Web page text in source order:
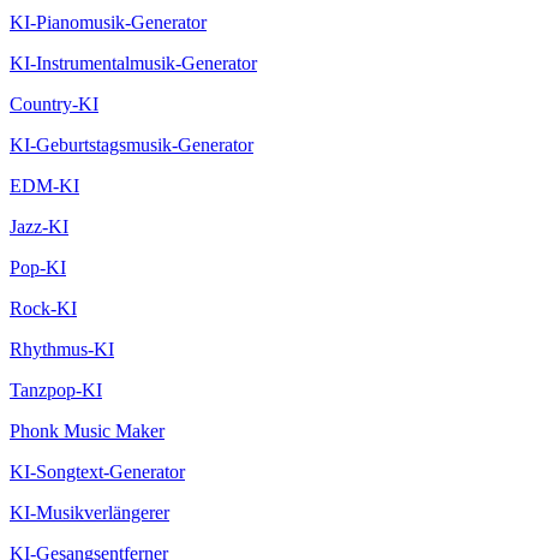
KI-Pianomusik-Generator
KI-Instrumentalmusik-Generator
Country-KI
KI-Geburtstagsmusik-Generator
EDM-KI
Jazz-KI
Pop-KI
Rock-KI
Rhythmus-KI
Tanzpop-KI
Phonk Music Maker
KI-Songtext-Generator
KI-Musikverlängerer
KI-Gesangsentferner